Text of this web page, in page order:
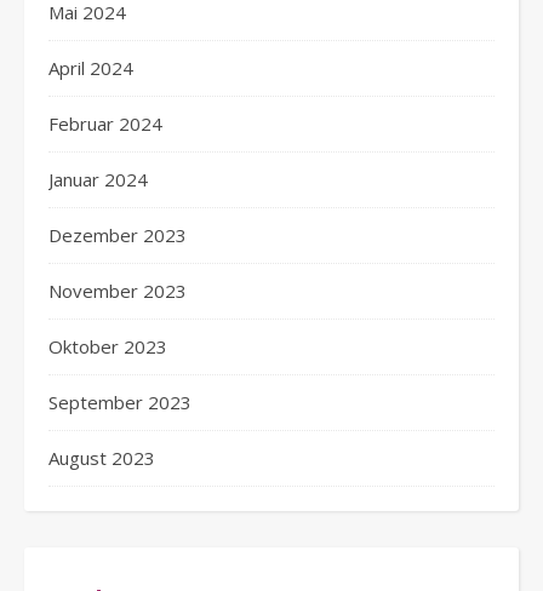
Mai 2024
April 2024
Februar 2024
Januar 2024
Dezember 2023
November 2023
Oktober 2023
September 2023
August 2023